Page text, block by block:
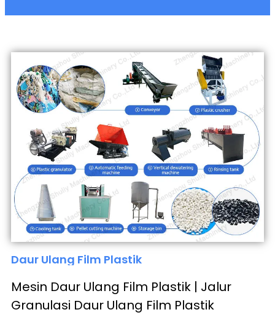
Daur Ulang Film Plastik
Mesin Daur Ulang Film Plastik | Jalur
Granulasi Daur Ulang Film Plastik